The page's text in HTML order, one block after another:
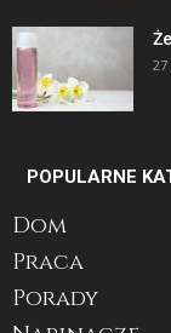
27
POPULARNE
Dom
Praca
Porady